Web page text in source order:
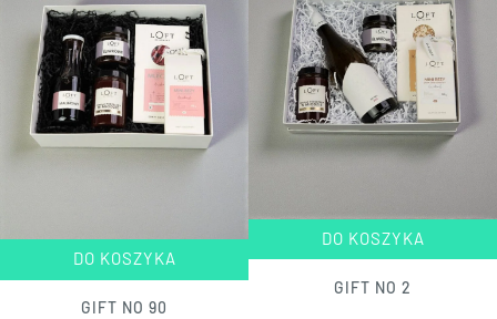
DO KOSZYKA
GIFT NO 90
DO KOSZYKA
GIFT NO 2